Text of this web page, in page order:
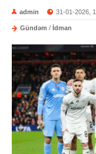
admin 31-01-2026,
Gündəm / İdman